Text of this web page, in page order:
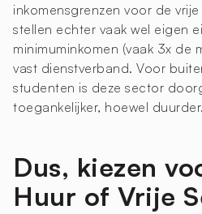
inkomensgrenzen voor de
stellen echter vaak wel eigen
minimuminkomen (vaak 3x de
vast dienstverband. Voor
studenten is deze sector
toegankelijker, hoewel duurder.
Dus, kiezen
Huur of Vrije